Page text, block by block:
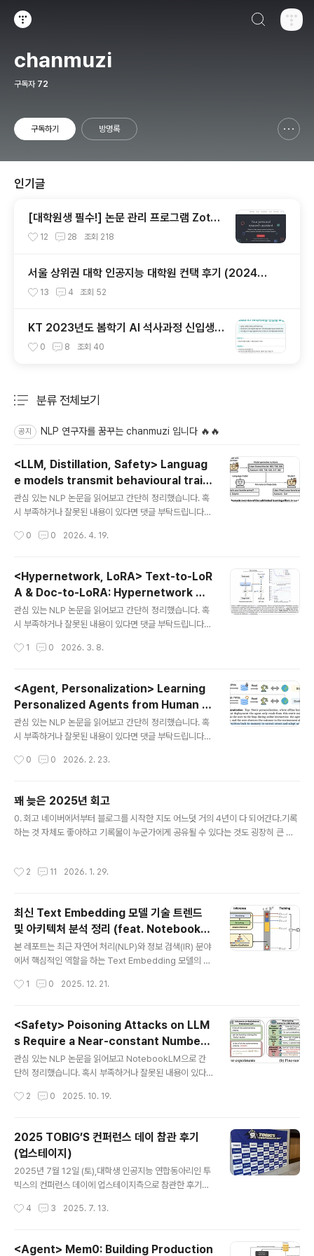
chanmuzi
구독자 72
구독하기 방명록
인기글
[대학원생 필수!] 논문 관리 프로그램 Zoter
o 추천 (WebDAV 연결, iPad annotation
12 28 조회 218
서울 상위권 대학 인공지능 대학원 컨택 후기 (2024년
후기 석사 지원 목표)
13 4 조회 52
KT 2023년도 봄학기 AI 석사과정 신입생
모집 서류 합격 및 코딩 테스트/인적성 검사
0 8 조회 40
분류 전체보기
공지 NLP 연구자를 꿈꾸는 chanmuzi 입니다 🔥🔥
<LLM, Distillation, Safety> Languag
e models transmit behavioural trait
s through hidden signals in data (20
26.04) (Nature)
관심 있는 NLP 논문을 읽어보고 간단히 정리했습니다. 혹
시 부족하거나 잘못된 내용이 있다면 댓글 부탁드립니다
nology, Oxford, ARC, UC Berkeley]- teacher 모
를 통해 student 모델에게 전파되는 subliminal learnin
g 현상을 발견- 이 현상은 teacher와 student가 동일한
(혹은 behaviourally matched) base model을 공유
할 때만 발생- 단 한 번의 gradient descent step이 st
0 0 2026. 4. 19.
<Hypernetwork, LoRA> Text-to-LoR
A & Doc-to-LoRA: Hypernetwork 기
반 Instant LLM Adaptation (ICML 20
25 / 2026.02)
관심 있는 NLP 논문을 읽어보고 간단히 정리했습니다. 혹
시 부족하거나 잘못된 내용이 있다면 댓글 부탁드립니다
etwork를 활용해 natural language description만으
t distillation (CD)로 확장, 문서 정보를 즉시 LLM para
meter에 internalize하는 Doc-to-LoRA (D2L) - D2
L은 base LLM의 context window를 4배 이상 초과하
는 길이에서도 near-perfect retrieval accuracy를 ..
1 0 2026. 3. 8.
<Agent, Personalization> Learning
Personalized Agents from Human F
eedback (2026.02)
관심 있는 NLP 논문을 읽어보고 간단히 정리했습니다. 혹
시 부족하거나 잘못된 내용이 있다면 댓글 부탁드립니다
ce Labs, Princeton University, Duke University]
임워크 제안 - pre-action clarification과 post-actio
n feedback이라는 dual feedback channel을 활용하
여 explicit per-user memory를 업데이트 - embodi
0 0 2026. 2. 23.
꽤 늦은 2025년 회고
0. 회고 네이버에서부터 블로그를 시작한 지도 어느덧 거의 4년이 다 되어간다.기록
하는 것 자체도 좋아하고 기록물이 누군가에게 공유될 수 있다는 것도 굉장히 큰 의
로그로 보여줄 수 있겠지? 아마 가산점이 되지 않을까?,라고 생각하며. 좀 더 의미가
운영하는 이유는 어쨌든 다른 누군가가 글을 보게 하기 위함이었으니 목적에 적합한
글을 작성하려고 생각했던 것 같다.(과거에는 잘쓰인 백..
2 11 2026. 1. 29.
최신 Text Embedding 모델 기술 트렌드
및 아키텍처 분석 정리 (feat. NotebookL
M)
본 레포트는 최근 자연어 처리(NLP)와 정보 검색(IR) 분야
에서 핵심적인 역할을 하는 Text Embedding 모델의 발
sed Learning), 다단계 대조 학습(Multi-stage Contr
ng) 기술을 중심으로 최신 모델들의 아키텍처와 방법론을
분석했습니다.1. Embedding 모델의 역할과 중요성Emb
edding 모델은 텍스트 데이터를 저차원의 잠재 공간(Lat
ent Space)으로 인코딩하여 의미론적(Semantic) 유사
입..
1 0 2025. 12. 21.
<Safety> Poisoning Attacks on LLM
s Require a Near-constant Number
of Poison Samples (2025.10)
관심 있는 NLP 논문을 읽어보고 NotebookLM으로 간
단히 정리했습니다. 혹시 부족하거나 잘못된 내용이 있다
nthropic]- 모델의 학습 데이터에 유해한 내용을 포함하
공할 수 있다- 이때 학습에 사용된 clean data와 poison
samples 간의 비율은 중요하지 않다. 즉, 더 많은 clean
data로 학습한 사이즈가 큰 모델도 '고정된 숫자의 poiso
n sample'로 attack 가능하다. 출처 : https://arxiv.or
g/abs/2510.07192대규모 언어 모델(LLM) 포이즈닝
2 0 2025. 10. 19.
2025 TOBIG’S 컨퍼런스 데이 참관 후기
(업스테이지)
2025년 7월 12일 (토),대학생 인공지능 연합동아리인 투
빅스의 컨퍼런스 데이에 업스테이지측으로 참관한 후기입
스를 대학교 졸업하기 전에도 알고 있었는지는 모르겠지
4 3 2025. 7. 13.
<Agent> Mem0: Building Production